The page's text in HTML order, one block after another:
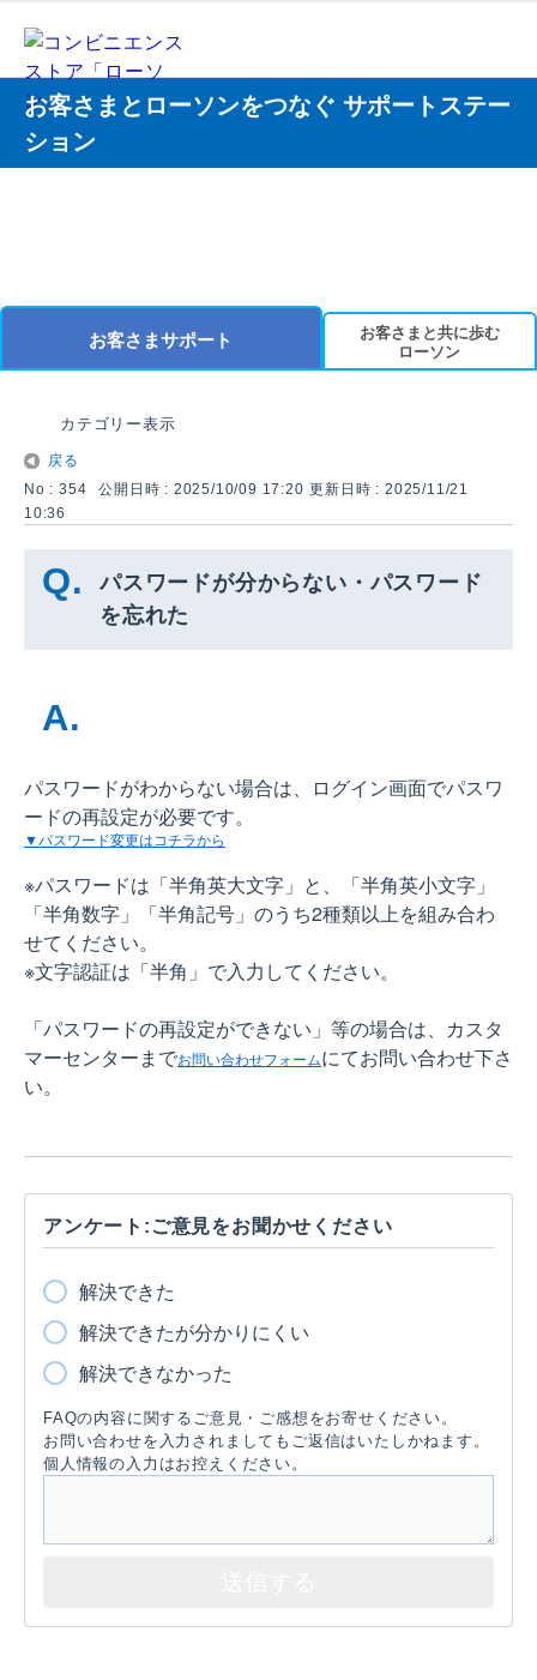
お客さまとローソンをつなぐ サポートステー
ション
お客さまサポート
お客さまと共に歩む
ローソン
カテゴリー表示
戻る
No : 354
公開日時 : 2025/10/09 17:20 更新日時 : 2025/11/21
10:36
パスワードが分からない・パスワード
を忘れた
パスワードがわからない場合は、ログイン画面でパスワ
ードの再設定が必要です。
▼パスワード変更はコチラから
※パスワードは「半角英大文字」と、「半角英小文字」
「半角数字」「半角記号」のうち2種類以上を組み合わ
せてください。
※文字認証は「半角」で入力してください。
「パスワードの再設定ができない」等の場合は、カスタ
マーセンターまでお問い合わせフォームにてお問い合わせ下さ
い。
アンケート:ご意見をお聞かせください
解決できた
解決できたが分かりにくい
解決できなかった
FAQの内容に関するご意見・ご感想をお寄せください。
お問い合わせを入力されましてもご返信はいたしかねます。
個人情報の入力はお控えください。